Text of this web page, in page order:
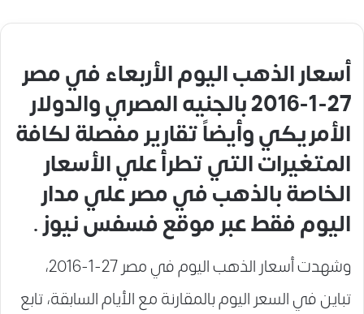
أسعار الذهب اليوم الأربعاء في مصر
27-1-2016 بالجنيه المصري والدولار
الأمريكي وأيضاً تقارير مفصلة لكافة
المتغيرات التي تطرأ علي الأسعار
الخاصة بالذهب في مصر علي مدار
اليوم فقط عبر موقع فسفس نيوز .
وشهدت أسعار الذهب اليوم في مصر 27-1-2016،
تباين في السعر اليوم بالمقارنة مع الأيام السابقة، تابع